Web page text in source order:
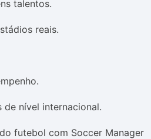
talentos.
reais.
de nível internacional.
futebol com Soccer Manager